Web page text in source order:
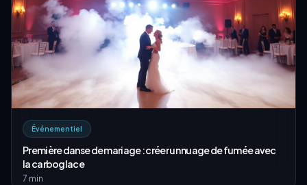
Événementiel
Première danse de mariage : créer un nuage de fumée avec
la carboglace
7 min